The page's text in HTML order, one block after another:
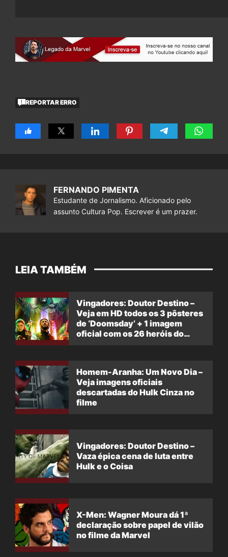
REPORTAR ERRO
FERNANDO PIMENTA
Estudante de Jornalismo. Aficionado pelo
assunto Cultura Pop. Escrever é um prazer.
LEIA TAMBÉM
Vingadores: Doutor Destino –
Veja em HD todos os 3 pôsteres
de ‘Doomsday’ + 1 imagem
oficial com os 26 heróis do
Homem-Aranha: Um Novo Dia –
Veja imagens oficiais
descartadas do Hulk Cinza no
filme
Vingadores: Doutor Destino –
Vaza épica cena de luta entre
Hulk e o Coisa
X-Men: Wagner Moura dá 1ª
declaração sobre papel de vilão
no filme da Marvel